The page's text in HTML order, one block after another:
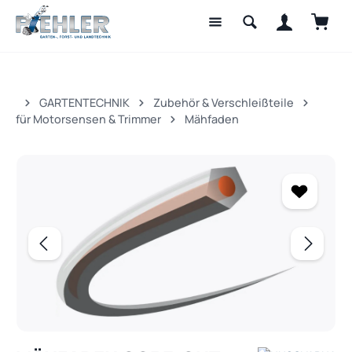
Zum Hauptinhalt springen
GARTENTECHNIK
Zubehör & Verschleißteile
für Motorsensen & Trimmer
Mähfaden